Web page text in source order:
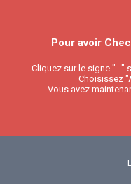
Pour avoir
Cliquez sur le signe "..."
Choisissez
Vous avez